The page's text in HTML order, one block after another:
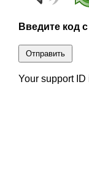
Введите код
Отправить
Your support